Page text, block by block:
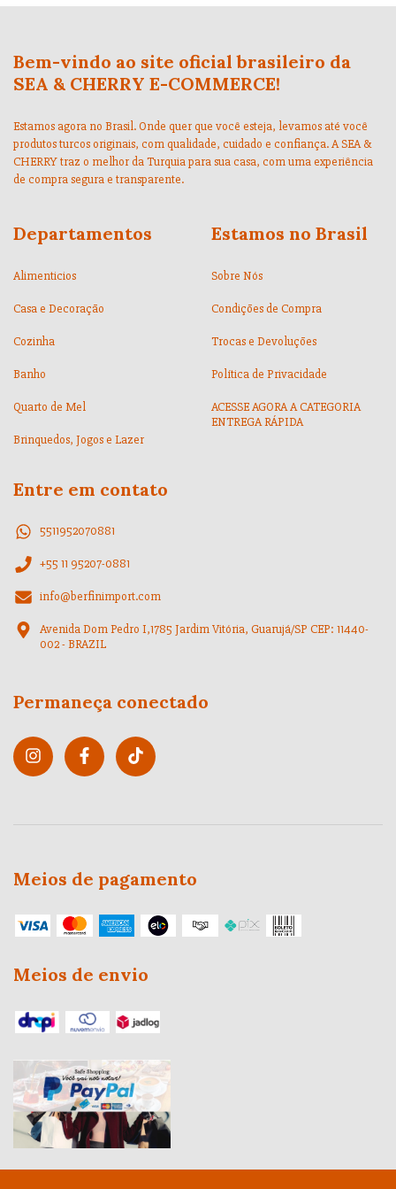
Bem-vindo ao site oficial brasileiro da
SEA & CHERRY E-COMMERCE!
Estamos agora no Brasil. Onde quer que você esteja, levamos até você
produtos turcos originais, com qualidade, cuidado e confiança. A SEA &
CHERRY traz o melhor da Turquia para sua casa, com uma experiência
de compra segura e transparente.
Departamentos
Alimenticios
Casa e Decoração
Cozinha
Banho
Quarto de Mel
Brinquedos, Jogos e Lazer
Estamos no Brasil
Sobre Nós
Condições de Compra
Trocas e Devoluções
Política de Privacidade
ACESSE AGORA A CATEGORIA
ENTREGA RÁPIDA
Entre em contato
5511952070881
+55 11 95207-0881
info@berfinimport.com
Avenida Dom Pedro I,1785 Jardim Vitória, Guarujá/SP CEP: 11440-
002 - BRAZIL
Permaneça conectado
Meios de pagamento
Meios de envio